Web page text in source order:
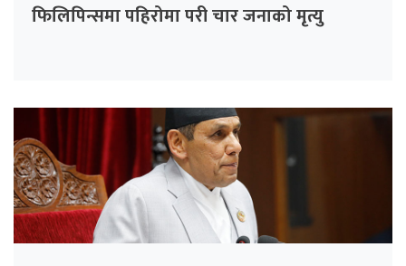
फिलिपिन्समा पहिरोमा परी चार जनाको मृत्यु